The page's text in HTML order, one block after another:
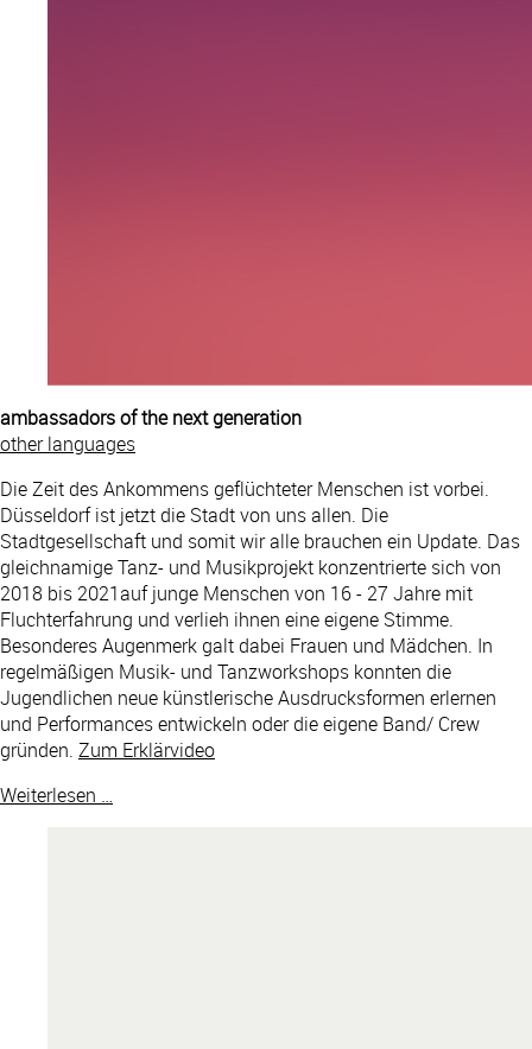
ambassadors of the next generation
other languages
Die Zeit des Ankommens geflüchteter Menschen ist vorbei.
Düsseldorf ist jetzt die Stadt von uns allen. Die
Stadtgesellschaft und somit wir alle brauchen ein Update. Das
gleichnamige Tanz- und Musikprojekt konzentrierte sich von
2018 bis 2021auf junge Menschen von 16 - 27 Jahre mit
Fluchterfahrung und verlieh ihnen eine eigene Stimme.
Besonderes Augenmerk galt dabei Frauen und Mädchen. In
regelmäßigen Musik- und Tanzworkshops konnten die
Jugendlichen neue künstlerische Ausdrucksformen erlernen
und Performances entwickeln oder die eigene Band/ Crew
gründen. Zum Erklärvideo
Weiterlesen …